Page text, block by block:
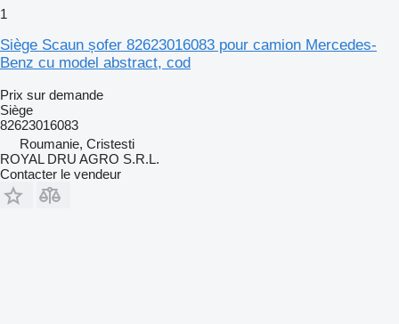
1
Siège Scaun șofer 82623016083 pour camion Mercedes-
Benz cu model abstract, cod
Prix sur demande
Siège
82623016083
Roumanie, Cristesti
ROYAL DRU AGRO S.R.L.
Contacter le vendeur